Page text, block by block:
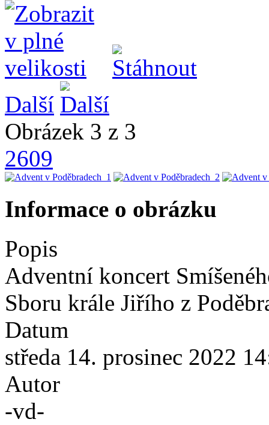
Další
Obrázek 3 z 3
2609
Informace o obrázku
Popis
Adventní koncert
Sboru krále Jiřího z
Datum
středa 14. prosinec 2022
Autor
-vd-